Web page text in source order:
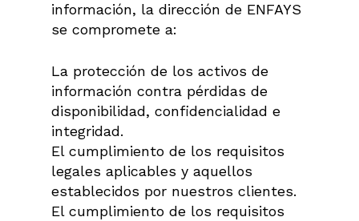
información, la dirección de ENFAYS
se compromete a:
La protección de los activos de
información contra pérdidas de
disponibilidad, confidencialidad e
integridad.
El cumplimiento de los requisitos
legales aplicables y aquellos
establecidos por nuestros clientes.
El cumplimiento de los requisitos